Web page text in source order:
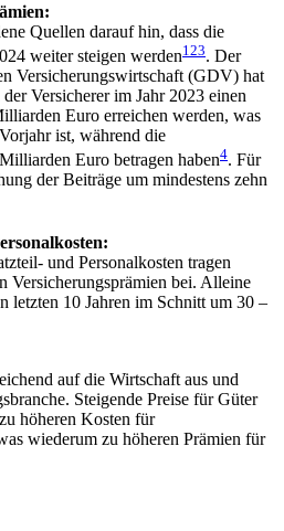
Quellen darauf hin, dass die
weiter steigen werden​1 23​. Der
Versicherungswirtschaft (GDV) hat
Versicherer im Jahr 2023 einen
Euro erreichen werden, was
ist, während die
Euro betragen haben​4​. Für
der Beiträge um mindestens zehn
und Personalkosten tragen
Versicherungsprämien bei. Alleine
letzten 10 Jahren im Schnitt um 30 –
auf die Wirtschaft aus und
Steigende Preise für Güter
höheren Kosten für
wiederum zu höheren Prämien für